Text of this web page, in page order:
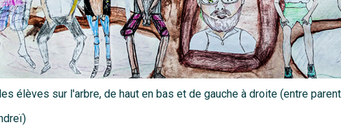
élèves sur l'arbre, de haut en bas et de gauche à droite (entre